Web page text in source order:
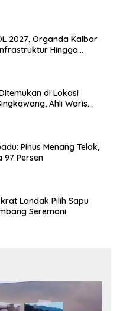
2027, Organda Kalbar
Hingga
di Lokasi
Ahli Waris
Pinus Menang Telak,
97 Persen
Landak Pilih Sapu
Seremoni